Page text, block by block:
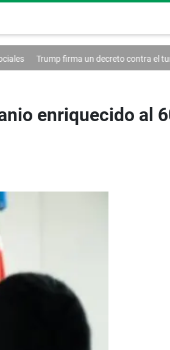
firma un decreto contra el turismo
enriquecido al